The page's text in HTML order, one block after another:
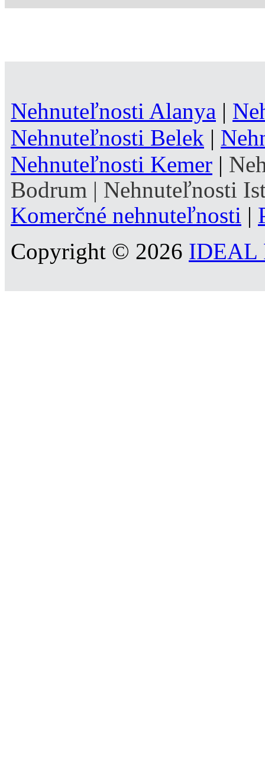
Nehnuteľnosti Alanya |
Nehnuteľnosti Belek |
Nehnuteľnosti Kemer |
Bodrum | Nehnuteľnosti
Komerčné nehnuteľnosti |
Copyright © 2026 IDEAL